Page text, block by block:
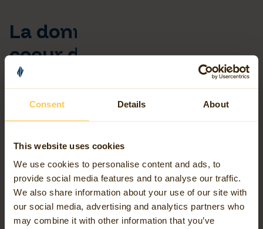
Consent Details About
This website uses cookies
We use cookies to personalise content and ads, to
provide social media features and to analyse our traffic.
We also share information about your use of our site with
our social media, advertising and analytics partners who
may combine it with other information that you’ve
La donnée géospatiale, au
coeur de notre activité
Dans tout ce que nous faisons, nous donnons des
orientations dans un monde où les données sont
abondantes mais où les connexions entre elles sont rares.
Pour des processus plus intelligents, une coopération plus
efficace et un monde à l'épreuve du temps.
Pour ce faire, nous nous appuyons sur notre expertise en